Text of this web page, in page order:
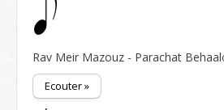
Rav Meir Mazouz - Parachat
Ecouter »